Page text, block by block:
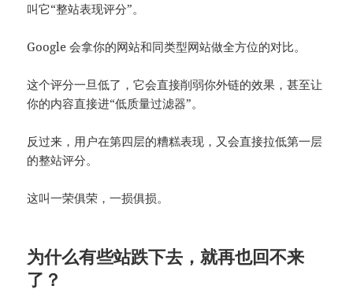
叫它“整站表现评分”。
Google 会拿你的网站和同类型网站做全方位的对比。
这个评分一旦低了，它会直接削弱你外链的效果，甚至让
你的内容直接进“低质量过滤器”。
反过来，用户在第四层的糟糕表现，又会直接拉低第一层
的整站评分。
这叫一荣俱荣，一损俱损。
为什么有些站跌下去，就再也回不来
了？